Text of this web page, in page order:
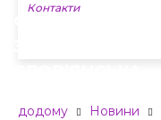
Контакти
додому Новини